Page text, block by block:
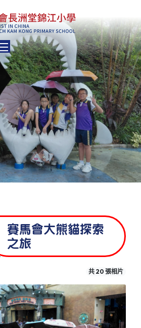
Toggle main menu visibility
賽馬會大熊貓探索
之旅
共 20 張相片